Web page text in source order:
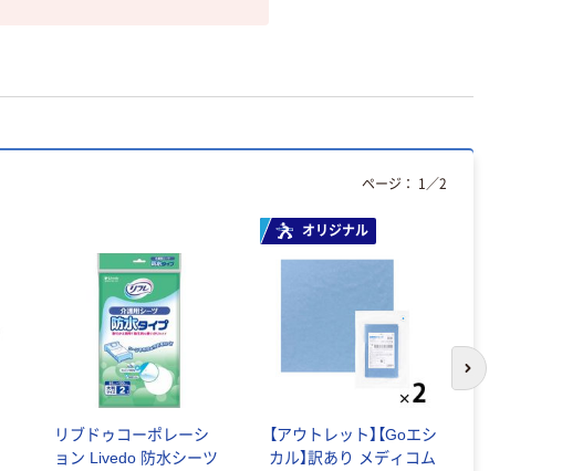
リブドゥコーポレーシ
ョン Livedo 防水シーツ
オリジナル
【アウトレット】【Goエシ
カル】訳あり メディコム
ページ： 1 ／2
次のスライド